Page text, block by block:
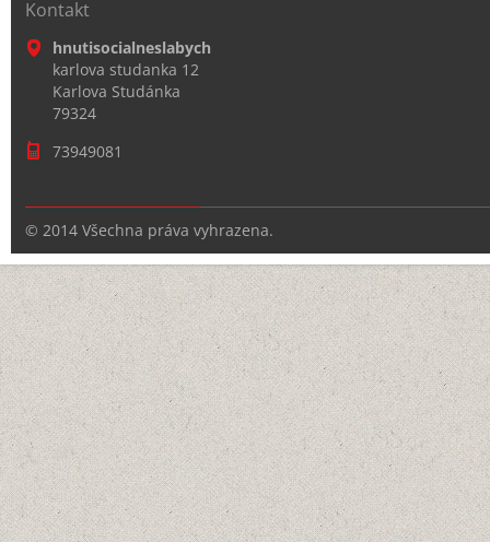
Kontakt
hnutisocialneslabych
karlova studanka 12
Karlova Studánka
79324
73949081
© 2014 Všechna práva vyhrazena.